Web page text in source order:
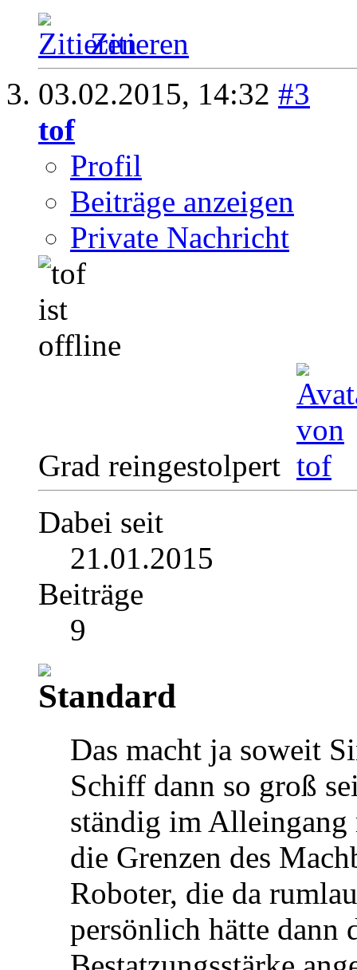
Zitieren
03.02.2015, 14:32 #3
tof
Profil
Beiträge anzeigen
Private Nachricht
Grad reingestolpert
Dabei seit
21.01.2015
Beiträge
9
Das macht ja soweit
Schiff dann so groß
ständig im Alleingang
die Grenzen des
Roboter, die da
persönlich hätte dann